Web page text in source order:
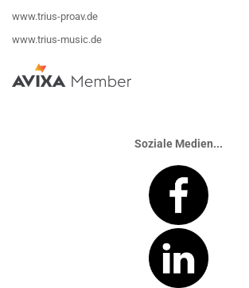
www.trius-proav.de
www.trius-music.de
Soziale Medien...